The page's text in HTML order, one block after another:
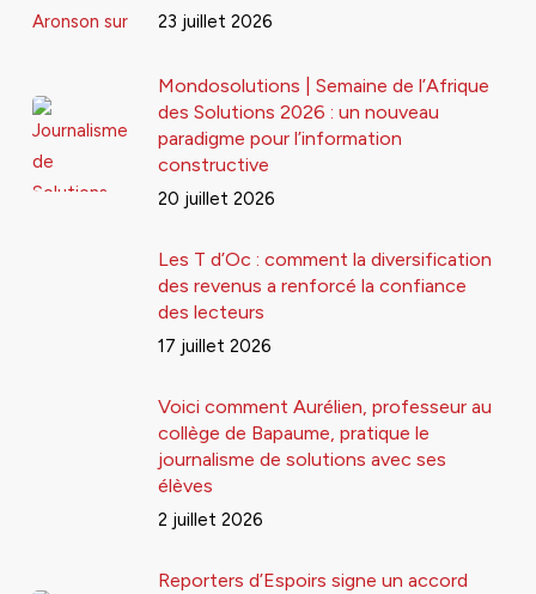
23 juillet 2026
Mondosolutions | Semaine de l’Afrique
des Solutions 2026 : un nouveau
paradigme pour l’information
constructive
20 juillet 2026
Les T d’Oc : comment la diversification
des revenus a renforcé la confiance
des lecteurs
17 juillet 2026
Voici comment Aurélien, professeur au
collège de Bapaume, pratique le
journalisme de solutions avec ses
élèves
2 juillet 2026
Reporters d’Espoirs signe un accord